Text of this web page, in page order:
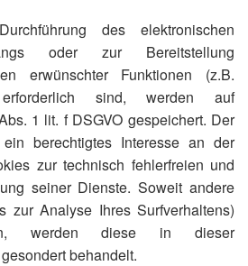
des elektronischen
oder zur Bereitstellung
erwünschter Funktionen (z.B.
erforderlich sind, werden auf
1 lit. f DSGVO gespeichert. Der
berechtigtes Interesse an der
zur technisch fehlerfreien und
seiner Dienste. Soweit andere
zur Analyse Ihres Surfverhaltens)
werden diese in dieser
behandelt.